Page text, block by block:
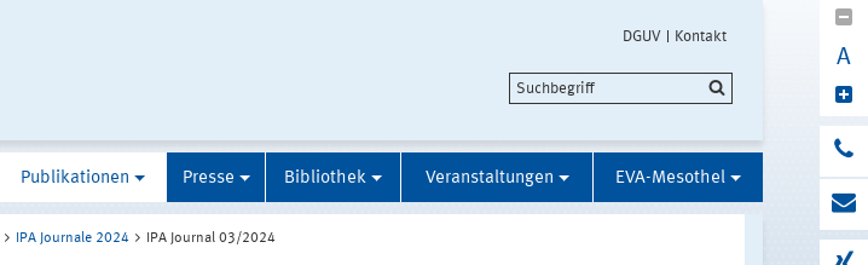
DGUV Kontakt
A
Publikationen Presse Bibliothek Veranstaltungen EVA-Mesothel
IPA Journale 2024 IPA Journal 03/2024